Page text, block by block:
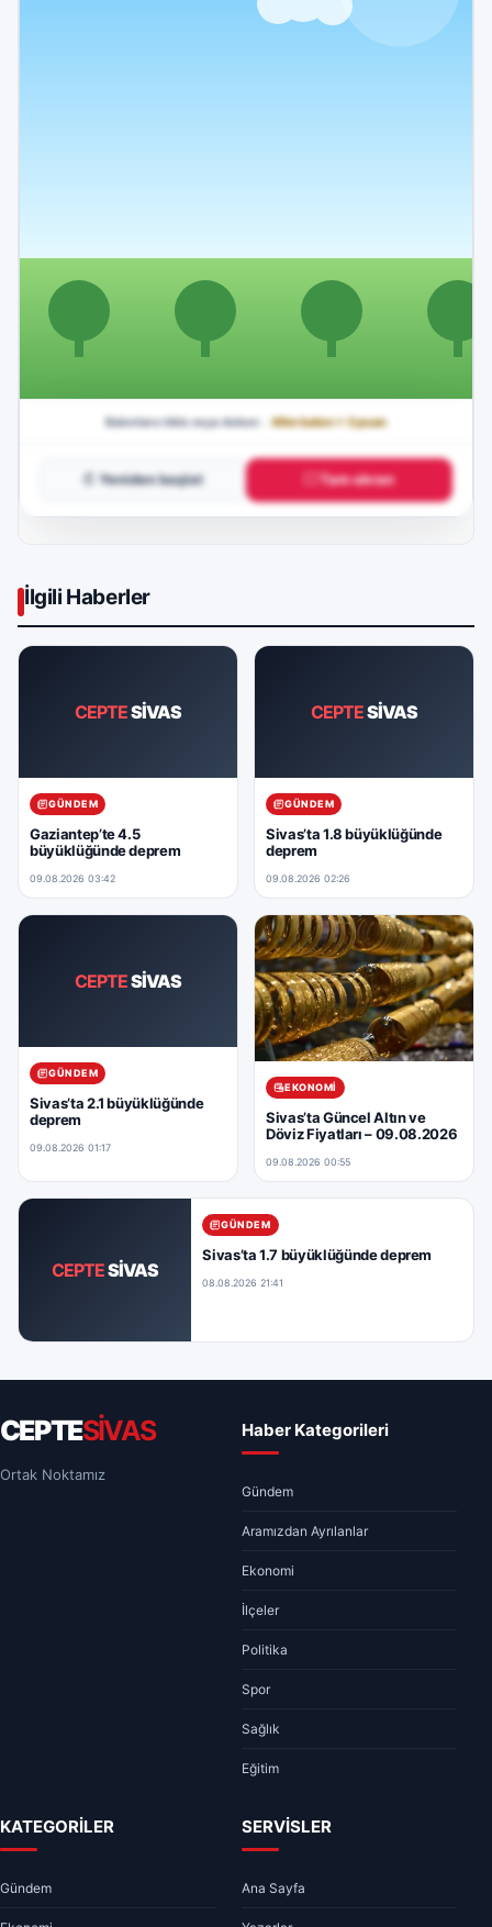
↻ Yeniden başlat ⛶ Tam ekran
İlgili Haberler
CEPTESİVAS
GÜNDEM
Gaziantep’te 4.5
büyüklüğünde deprem
09.08.2026 03:42
CEPTESİVAS
GÜNDEM
Sivas’ta 1.8 büyüklüğünde
deprem
09.08.2026 02:26
CEPTESİVAS
GÜNDEM
Sivas’ta 2.1 büyüklüğünde
deprem
09.08.2026 01:17
EKONOMI
Sivas’ta Güncel Altın ve
Döviz Fiyatları – 09.08.2026
09.08.2026 00:55
CEPTESİVAS
GÜNDEM
Sivas’ta 1.7 büyüklüğünde deprem
08.08.2026 21:41
CEPTESİVAS
Ortak Noktamız
Haber Kategorileri
Gündem
Aramızdan Ayrılanlar
Ekonomi
İlçeler
Politika
Spor
Sağlık
Eğitim
KATEGORİLER
Gündem
SERVİSLER
Ana Sayfa